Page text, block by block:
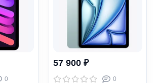
0
57 900 ₽
0